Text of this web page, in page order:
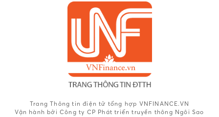
Trang Thông tin điện tử tổng hợp VNFINANCE.VN
Vận hành bởi Công ty CP Phát triển truyền thông Ngôi Sao